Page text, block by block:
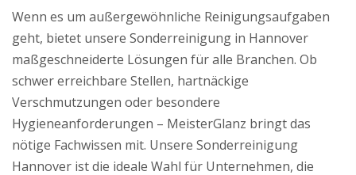
Wenn es um außergewöhnliche Reinigungsaufgaben
geht, bietet unsere Sonderreinigung in Hannover
maßgeschneiderte Lösungen für alle Branchen. Ob
schwer erreichbare Stellen, hartnäckige
Verschmutzungen oder besondere
Hygieneanforderungen – MeisterGlanz bringt das
nötige Fachwissen mit. Unsere Sonderreinigung
Hannover ist die ideale Wahl für Unternehmen, die